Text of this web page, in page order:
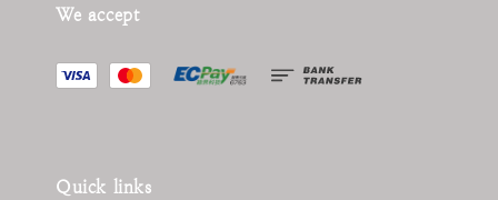
We accept
Quick links